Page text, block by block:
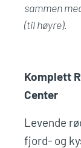
sammen
(til høyre).
Komplett
Center
Levende
fjord- og